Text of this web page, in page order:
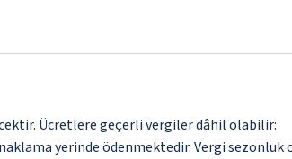
Ücretlere geçerli vergiler dâhil olabilir:
yerinde ödenmektedir. Vergi